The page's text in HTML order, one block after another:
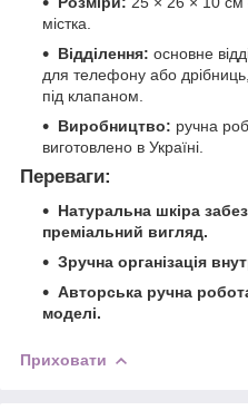
містка.
Відділення: основне
для телефону або
під клапаном.
Виробництво: ручна
виготовлено в Україні.
Переваги:
Натуральна шкіра
преміальний вигляд.
Зручна організація
Авторська ручна
моделі.
Приховати